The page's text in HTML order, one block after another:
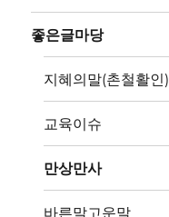
좋은글마당
지혜의말(촌철활인)
교육이슈
만상만사
바른말고운말